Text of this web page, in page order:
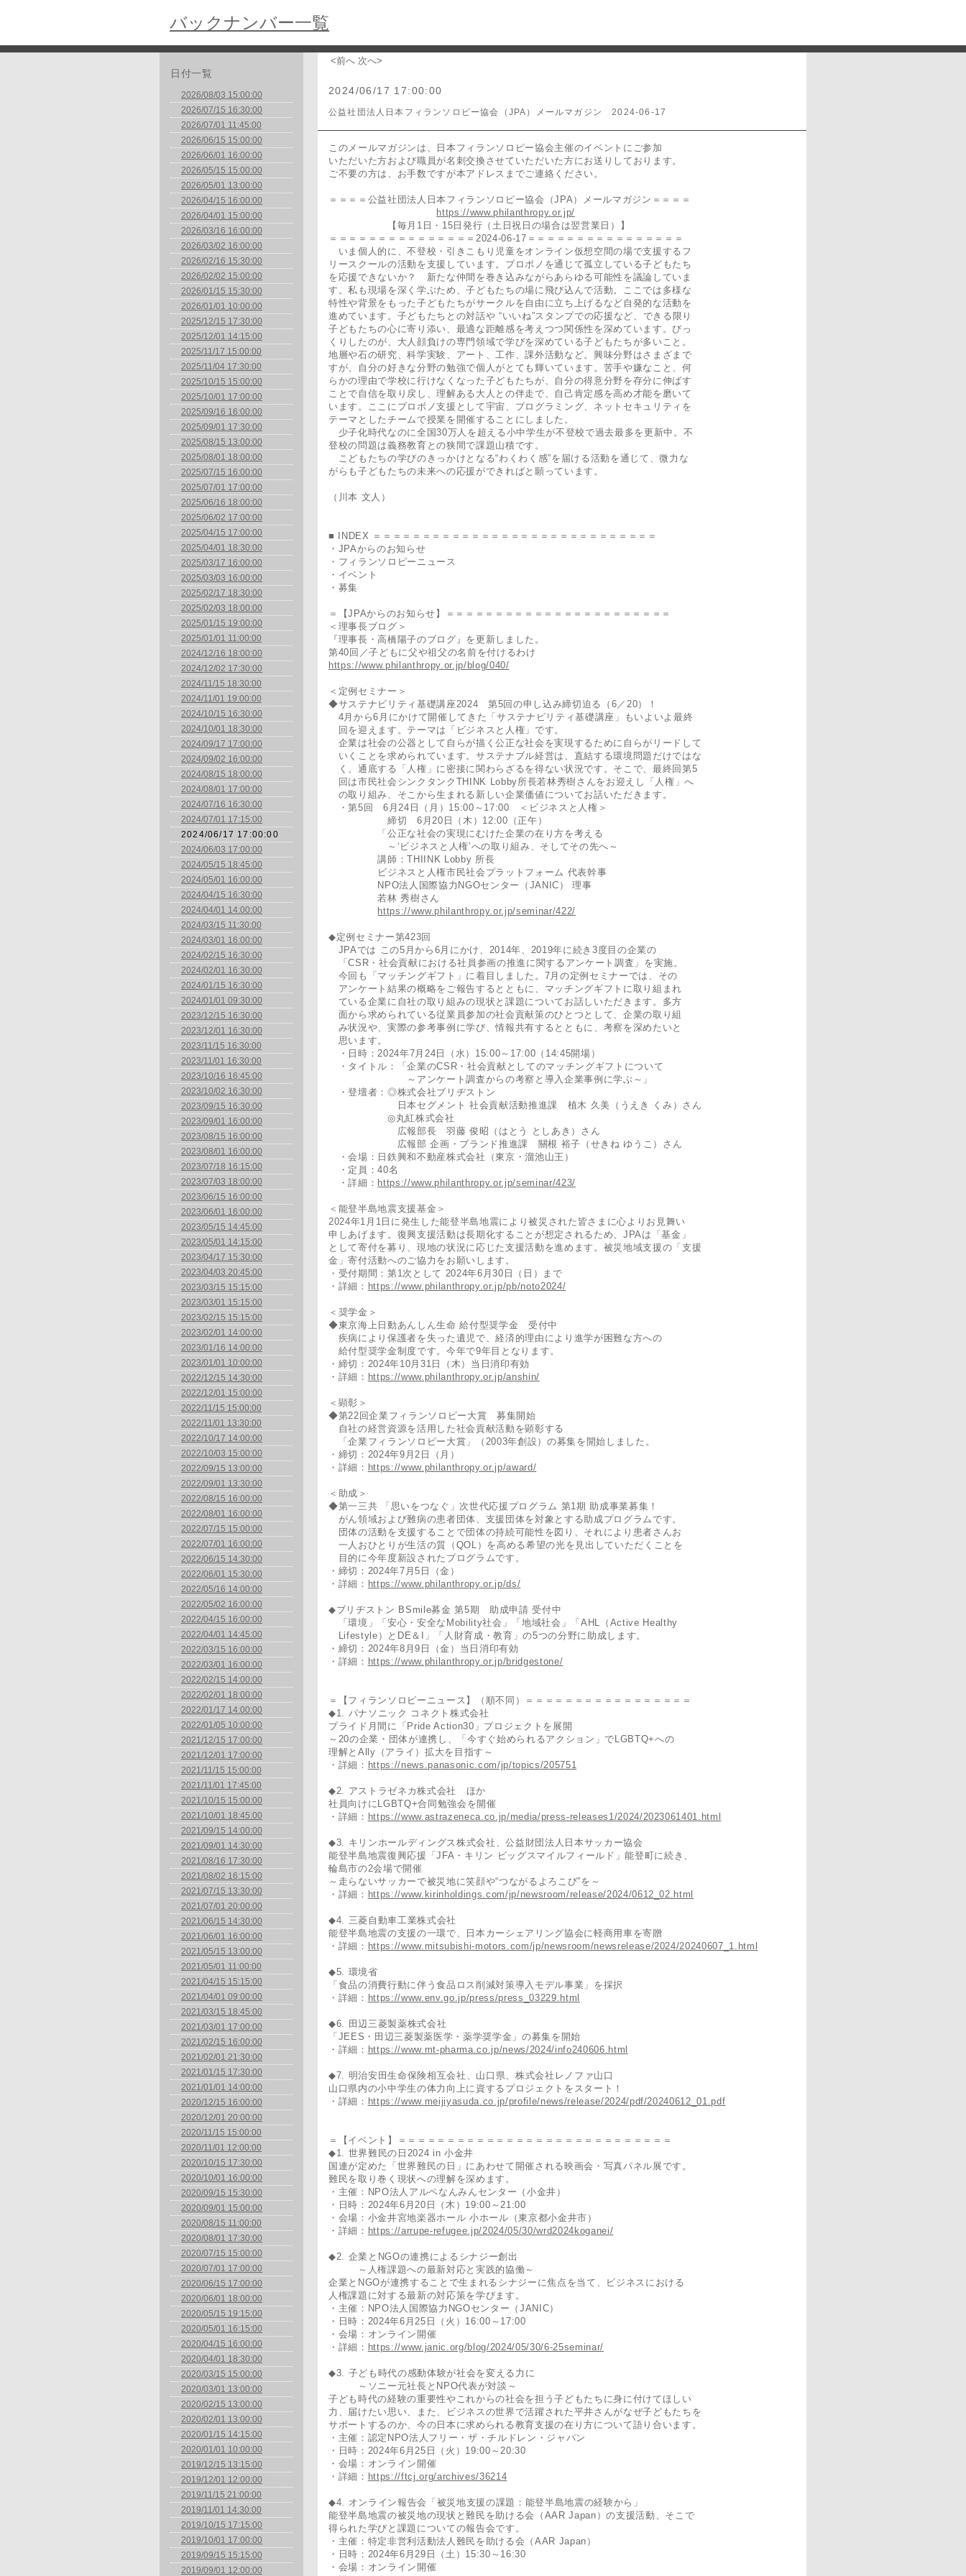
バックナンバー一覧
日付一覧
2026/08/03 15:00:00
2026/07/15 16:30:00
2026/07/01 11:45:00
2026/06/15 15:00:00
2026/06/01 16:00:00
2026/05/15 15:00:00
2026/05/01 13:00:00
2026/04/15 16:00:00
2026/04/01 15:00:00
2026/03/16 16:00:00
2026/03/02 16:00:00
2026/02/16 15:30:00
2026/02/02 15:00:00
2026/01/15 15:30:00
2026/01/01 10:00:00
2025/12/15 17:30:00
2025/12/01 14:15:00
2025/11/17 15:00:00
2025/11/04 17:30:00
2025/10/15 15:00:00
2025/10/01 17:00:00
2025/09/16 16:00:00
2025/09/01 17:30:00
2025/08/15 13:00:00
2025/08/01 18:00:00
2025/07/15 16:00:00
2025/07/01 17:00:00
2025/06/16 18:00:00
2025/06/02 17:00:00
2025/04/15 17:00:00
2025/04/01 18:30:00
2025/03/17 16:00:00
2025/03/03 16:00:00
2025/02/17 18:30:00
2025/02/03 18:00:00
2025/01/15 19:00:00
2025/01/01 11:00:00
2024/12/16 18:00:00
2024/12/02 17:30:00
2024/11/15 18:30:00
2024/11/01 19:00:00
2024/10/15 16:30:00
2024/10/01 18:30:00
2024/09/17 17:00:00
2024/09/02 16:00:00
2024/08/15 18:00:00
2024/08/01 17:00:00
2024/07/16 16:30:00
2024/07/01 17:15:00
2024/06/17 17:00:00
2024/06/03 17:00:00
2024/05/15 18:45:00
2024/05/01 16:00:00
2024/04/15 16:30:00
2024/04/01 14:00:00
2024/03/15 11:30:00
2024/03/01 16:00:00
2024/02/15 16:30:00
2024/02/01 16:30:00
2024/01/15 16:30:00
2024/01/01 09:30:00
2023/12/15 16:30:00
2023/12/01 16:30:00
2023/11/15 16:30:00
2023/11/01 16:30:00
2023/10/16 16:45:00
2023/10/02 16:30:00
2023/09/15 16:30:00
2023/09/01 16:00:00
2023/08/15 16:00:00
2023/08/01 16:00:00
2023/07/18 16:15:00
2023/07/03 18:00:00
2023/06/15 16:00:00
2023/06/01 16:00:00
2023/05/15 14:45:00
2023/05/01 14:15:00
2023/04/17 15:30:00
2023/04/03 20:45:00
2023/03/15 15:15:00
2023/03/01 15:15:00
2023/02/15 15:15:00
2023/02/01 14:00:00
2023/01/16 14:00:00
2023/01/01 10:00:00
2022/12/15 14:30:00
2022/12/01 15:00:00
2022/11/15 15:00:00
2022/11/01 13:30:00
2022/10/17 14:00:00
2022/10/03 15:00:00
2022/09/15 13:00:00
2022/09/01 13:30:00
2022/08/15 16:00:00
2022/08/01 16:00:00
2022/07/15 15:00:00
2022/07/01 16:00:00
2022/06/15 14:30:00
2022/06/01 15:30:00
2022/05/16 14:00:00
2022/05/02 16:00:00
2022/04/15 16:00:00
2022/04/01 14:45:00
2022/03/15 16:00:00
2022/03/01 16:00:00
2022/02/15 14:00:00
2022/02/01 18:00:00
2022/01/17 14:00:00
2022/01/05 10:00:00
2021/12/15 17:00:00
2021/12/01 17:00:00
2021/11/15 15:00:00
2021/11/01 17:45:00
2021/10/15 15:00:00
2021/10/01 18:45:00
2021/09/15 14:00:00
2021/09/01 14:30:00
2021/08/16 17:30:00
2021/08/02 16:15:00
2021/07/15 13:30:00
2021/07/01 20:00:00
2021/06/15 14:30:00
2021/06/01 16:00:00
2021/05/15 13:00:00
2021/05/01 11:00:00
2021/04/15 15:15:00
2021/04/01 09:00:00
2021/03/15 18:45:00
2021/03/01 17:00:00
2021/02/15 16:00:00
2021/02/01 21:30:00
2021/01/15 17:30:00
2021/01/01 14:00:00
2020/12/15 16:00:00
2020/12/01 20:00:00
2020/11/15 15:00:00
2020/11/01 12:00:00
2020/10/15 17:30:00
2020/10/01 16:00:00
2020/09/15 15:30:00
2020/09/01 15:00:00
2020/08/15 11:00:00
2020/08/01 17:30:00
2020/07/15 15:00:00
2020/07/01 17:00:00
2020/06/15 17:00:00
2020/06/01 18:00:00
2020/05/15 19:15:00
2020/05/01 16:15:00
2020/04/15 16:00:00
2020/04/01 18:30:00
2020/03/15 15:00:00
2020/03/01 13:00:00
2020/02/15 13:00:00
2020/02/01 13:00:00
2020/01/15 14:15:00
2020/01/01 10:00:00
2019/12/15 13:15:00
2019/12/01 12:00:00
2019/11/15 21:00:00
2019/11/01 14:30:00
2019/10/15 17:15:00
2019/10/01 17:00:00
2019/09/15 15:15:00
2019/09/01 12:00:00
<前へ 次へ>
2024/06/17 17:00:00
公益社団法人日本フィランソロピー協会（JPA）メールマガジン 2024-06-17
このメールマガジンは、日本フィランソロピー協会主催のイベントにご参加
いただいた方および職員が名刺交換させていただいた方にお送りしております。
ご不要の方は、お手数ですが本アドレスまでご連絡ください。
＝＝＝＝公益社団法人日本フィランソロピー協会（JPA）メールマガジン＝＝＝＝
https://www.philanthropy.or.jp/
【毎月1日・15日発行（土日祝日の場合は翌営業日）】
＝＝＝＝＝＝＝＝＝＝＝＝＝＝＝2024-06-17＝＝＝＝＝＝＝＝＝＝＝＝＝＝＝＝
いま個人的に、不登校・引きこもり児童をオンライン仮想空間の場で支援するフ
リースクールの活動を支援しています。プロボノを通じて孤立している子どもたち
を応援できないか？ 新たな仲間を巻き込みながらあらゆる可能性を議論していま
す。私も現場を深く学ぶため、子どもたちの場に飛び込んで活動。ここでは多様な
特性や背景をもった子どもたちがサークルを自由に立ち上げるなど自発的な活動を
進めています。子どもたちとの対話や “いいね”スタンプでの応援など、できる限り
子どもたちの心に寄り添い、最適な距離感を考えつつ関係性を深めています。びっ
くりしたのが、大人顔負けの専門領域で学びを深めている子どもたちが多いこと。
地層や石の研究、科学実験、アート、工作、課外活動など。興味分野はさまざまで
すが、自分の好きな分野の勉強で個人がとても輝いています。苦手や嫌なこと、何
らかの理由で学校に行けなくなった子どもたちが、自分の得意分野を存分に伸ばす
ことで自信を取り戻し、理解ある大人との伴走で、自己肯定感を高め才能を磨いて
います。ここにプロボノ支援として宇宙、プログラミング、ネットセキュリティを
テーマとしたチームで授業を開催することにしました。
少子化時代なのに全国30万人を超える小中学生が不登校で過去最多を更新中。不
登校の問題は義務教育との狭間で課題山積です。
こどもたちの学びのきっかけとなる“わくわく感”を届ける活動を通じて、微力な
がらも子どもたちの未来への応援ができればと願っています。
（川本 文人）
■ INDEX ＝＝＝＝＝＝＝＝＝＝＝＝＝＝＝＝＝＝＝＝＝＝＝＝＝＝＝＝＝
・JPAからのお知らせ
・フィランソロピーニュース
・イベント
・募集
＝【JPAからのお知らせ】＝＝＝＝＝＝＝＝＝＝＝＝＝＝＝＝＝＝＝＝＝＝＝
＜理事長ブログ＞
『理事長・高橋陽子のブログ』を更新しました。
第40回／子どもに父や祖父の名前を付けるわけ
https://www.philanthropy.or.jp/blog/040/
＜定例セミナー＞
◆サステナビリティ基礎講座2024 第5回の申し込み締切迫る（6／20）！
4月から6月にかけて開催してきた「サステナビリティ基礎講座」もいよいよ最終
回を迎えます。テーマは「ビジネスと人権」です。
企業は社会の公器として自らが描く公正な社会を実現するために自らがリードして
いくことを求められています。サステナブル経営は、直結する環境問題だけではな
く、通底する「人権」に密接に関わらざるを得ない状況です。そこで、最終回第5
回は市民社会シンクタンクTHINK Lobby所長若林秀樹さんをお迎えし「人権」へ
の取り組み、そこから生まれる新しい企業価値についてお話いただきます。
・第5回 6月24日（月）15:00～17:00 ＜ビジネスと人権＞
締切 6月20日（木）12:00（正午）
「公正な社会の実現にむけた企業の在り方を考える
～‘ビジネスと人権’への取り組み、そしてその先へ～
講師：THIINK Lobby 所長
ビジネスと人権市民社会プラットフォーム 代表幹事
NPO法人国際協力NGOセンター（JANIC） 理事
若林 秀樹さん
https://www.philanthropy.or.jp/seminar/422/
◆定例セミナー第423回
JPAでは この5月から6月にかけ、2014年、2019年に続き3度目の企業の
「CSR・社会貢献における社員参画の推進に関するアンケート調査」を実施。
今回も「マッチングギフト」に着目しました。7月の定例セミナーでは、その
アンケート結果の概略をご報告するとともに、マッチングギフトに取り組まれ
ている企業に自社の取り組みの現状と課題についてお話しいただきます。多方
面から求められている従業員参加の社会貢献策のひとつとして、企業の取り組
み状況や、実際の参考事例に学び、情報共有するとともに、考察を深めたいと
思います。
・日時：2024年7月24日（水）15:00～17:00（14:45開場）
・タイトル：「企業のCSR・社会貢献としてのマッチングギフトについて
～アンケート調査からの考察と導入企業事例に学ぶ～」
・登壇者：◎株式会社ブリヂストン
日本セグメント 社会貢献活動推進課 植木 久美（うえき くみ）さん
◎丸紅株式会社
広報部長 羽藤 俊昭（はとう としあき）さん
広報部 企画・ブランド推進課 關根 裕子（せきね ゆうこ）さん
・会場：日鉄興和不動産株式会社（東京・溜池山王）
・定員：40名
・詳細： https://www.philanthropy.or.jp/seminar/423/
＜能登半島地震支援基金＞
2024年1月1日に発生した能登半島地震により被災された皆さまに心よりお見舞い
申しあげます。復興支援活動は長期化することが想定されるため、JPAは「基金」
として寄付を募り、現地の状況に応じた支援活動を進めます。被災地域支援の「支援
金」寄付活動へのご協力をお願いします。
・受付期間：第1次として 2024年6月30日（日）まで
・詳細： https://www.philanthropy.or.jp/pb/noto2024/
＜奨学金＞
◆東京海上日動あんしん生命 給付型奨学金 受付中
疾病により保護者を失った遺児で、経済的理由により進学が困難な方への
給付型奨学金制度です。今年で9年目となります。
・締切：2024年10月31日（木）当日消印有効
・詳細： https://www.philanthropy.or.jp/anshin/
＜顕彰＞
◆第22回企業フィランソロピー大賞 募集開始
自社の経営資源を活用した社会貢献活動を顕彰する
「企業フィランソロピー大賞」（2003年創設）の募集を開始しました。
・締切：2024年9月2日（月）
・詳細： https://www.philanthropy.or.jp/award/
＜助成＞
◆第一三共 「思いをつなぐ」次世代応援プログラム 第1期 助成事業募集！
がん領域および難病の患者団体、支援団体を対象とする助成プログラムです。
団体の活動を支援することで団体の持続可能性を図り、それにより患者さんお
一人おひとりが生活の質（QOL）を高める希望の光を見出していただくことを
目的に今年度新設されたプログラムです。
・締切：2024年7月5日（金）
・詳細： https://www.philanthropy.or.jp/ds/
◆ブリヂストン BSmile募金 第5期 助成申請 受付中
「環境」「安心・安全なMobility社会」「地域社会」「AHL（Active Healthy
Lifestyle）とDE＆I」「人財育成・教育」の5つの分野に助成します。
・締切：2024年8月9日（金）当日消印有効
・詳細： https://www.philanthropy.or.jp/bridgestone/
＝【フィランソロピーニュース】（順不同）＝＝＝＝＝＝＝＝＝＝＝＝＝＝＝＝＝
◆1. パナソニック コネクト株式会社
プライド月間に「Pride Action30」プロジェクトを展開
～20の企業・団体が連携し、「今すぐ始められるアクション」でLGBTQ+への
理解とAlly（アライ）拡大を目指す～
・詳細： https://news.panasonic.com/jp/topics/205751
◆2. アストラゼネカ株式会社 ほか
社員向けにLGBTQ+合同勉強会を開催
・詳細： https://www.astrazeneca.co.jp/media/press-releases1/2024/2023061401.html
◆3. キリンホールディングス株式会社、公益財団法人日本サッカー協会
能登半島地震復興応援「JFA・キリン ビッグスマイルフィールド」能登町に続き、
輪島市の2会場で開催
～走らないサッカーで被災地に笑顔や“つながるよろこび”を～
・詳細： https://www.kirinholdings.com/jp/newsroom/release/2024/0612_02.html
◆4. 三菱自動車工業株式会社
能登半島地震の支援の一環で、日本カーシェアリング協会に軽商用車を寄贈
・詳細： https://www.mitsubishi-motors.com/jp/newsroom/newsrelease/2024/20240607_1.html
◆5. 環境省
「食品の消費行動に伴う食品ロス削減対策導入モデル事業」を採択
・詳細： https://www.env.go.jp/press/press_03229.html
◆6. 田辺三菱製薬株式会社
「JEES・田辺三菱製薬医学・薬学奨学金」の募集を開始
・詳細： https://www.mt-pharma.co.jp/news/2024/info240606.html
◆7. 明治安田生命保険相互会社、山口県、株式会社レノファ山口
山口県内の小中学生の体力向上に資するプロジェクトをスタート！
・詳細： https://www.meijiyasuda.co.jp/profile/news/release/2024/pdf/20240612_01.pdf
＝【イベント】＝＝＝＝＝＝＝＝＝＝＝＝＝＝＝＝＝＝＝＝＝＝＝＝＝＝＝＝
◆1. 世界難民の日2024 in 小金井
国連が定めた「世界難民の日」にあわせて開催される映画会・写真パネル展です。
難民を取り巻く現状への理解を深めます。
・主催：NPO法人アルペなんみんセンター（小金井）
・日時：2024年6月20日（木）19:00～21:00
・会場：小金井宮地楽器ホール 小ホール（東京都小金井市）
・詳細： https://arrupe-refugee.jp/2024/05/30/wrd2024koganei/
◆2. 企業とNGOの連携によるシナジー創出
～人権課題への最新対応と実践的協働～
企業とNGOが連携することで生まれるシナジーに焦点を当て、ビジネスにおける
人権課題に対する最新の対応策を学びます。
・主催：NPO法人国際協力NGOセンター（JANIC）
・日時：2024年6月25日（火）16:00～17:00
・会場：オンライン開催
・詳細： https://www.janic.org/blog/2024/05/30/6-25seminar/
◆3. 子ども時代の感動体験が社会を変える力に
～ソニー元社長とNPO代表が対談～
子ども時代の経験の重要性やこれからの社会を担う子どもたちに身に付けてほしい
力、届けたい思い、また、ビジネスの世界で活躍された平井さんがなぜ子どもたちを
サポートするのか、今の日本に求められる教育支援の在り方について語り合います。
・主催：認定NPO法人フリー・ザ・チルドレン・ジャパン
・日時：2024年6月25日（火）19:00～20:30
・会場：オンライン開催
・詳細： https://ftcj.org/archives/36214
◆4. オンライン報告会「被災地支援の課題：能登半島地震の経験から」
能登半島地震の被災地の現状と難民を助ける会（AAR Japan）の支援活動、そこで
得られた学びと課題についての報告会です。
・主催：特定非営利活動法人難民を助ける会（AAR Japan）
・日時：2024年6月29日（土）15:30～16:30
・会場：オンライン開催